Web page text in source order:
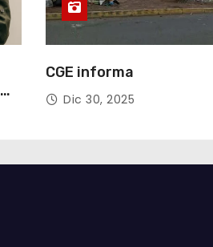
CGE informa
Dic 30, 2025